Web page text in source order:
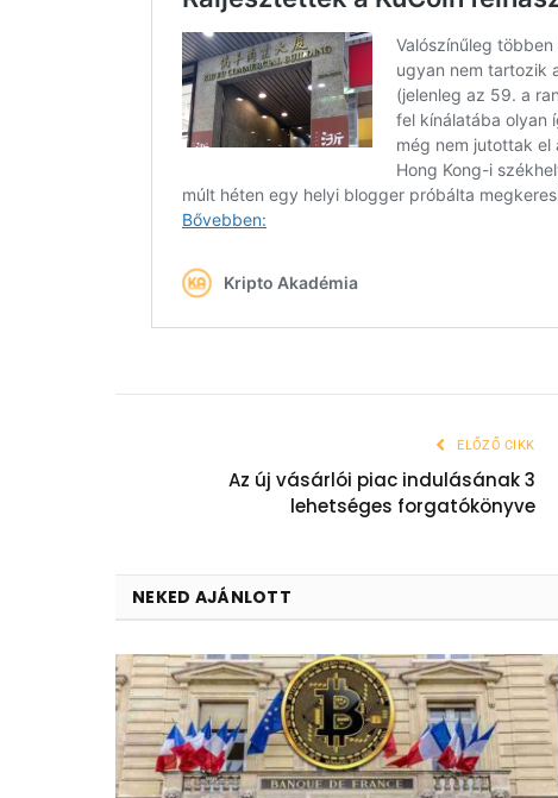
ELŐZŐ CIKK
Az új vásárlói piac indulásának 3
lehetséges forgatókönyve
NEKED AJÁNLOTT